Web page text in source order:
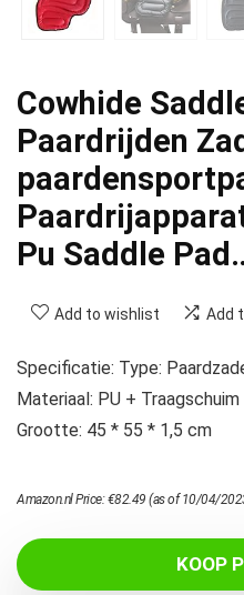
Cowhide
Paardrijden
Pu Saddle
Add to wishlist Add
Specificatie: Type:
Materiaal: PU + Traagschuim
Grootte: 45 * 55 * 1,5 cm
Amazon.nl Price:€82.49 (as of 10/04/
KOOP